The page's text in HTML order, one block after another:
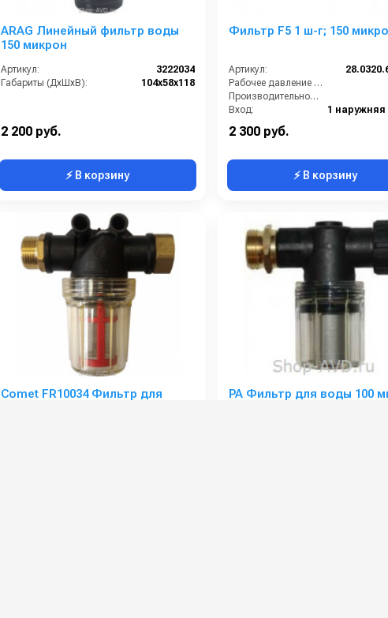
ARAG Линейный фильтр воды
150 микрон
Артикул:
3222034
Габариты (ДхШхВ):
104х58х118
2 200 руб.
⚡ В корзину
Фильтр F5 1 ш-г; 150
Артикул:
Рабочее давление (бар):
Производительность (л/мин):
Вход:
2 300 руб.
⚡ В корзину
Comet FR10034 Фильтр для
PA Фильтр для воды 100